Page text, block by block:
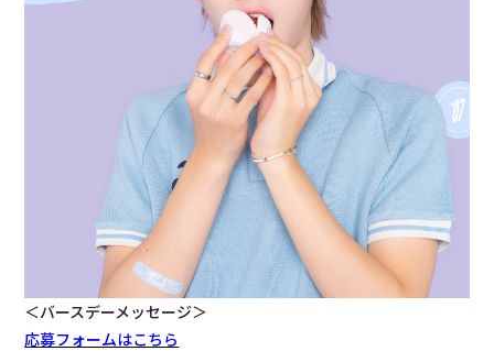
＜バースデーメッセージ＞
応募フォームはこちら